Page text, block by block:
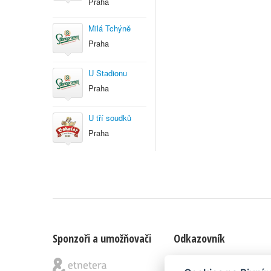
Milá Tchýně
Praha
U Stadionu
Praha
U tří soudků
Praha
Sponzoři a umožňovači Odkazovník
Blog| Nápady & připomínky